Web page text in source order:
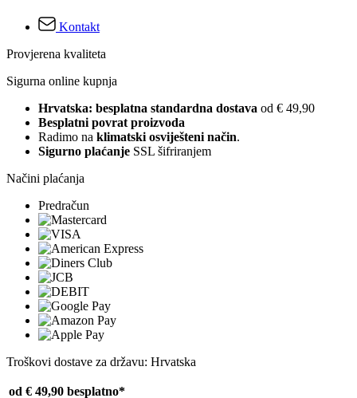
Kontakt
Provjerena kvaliteta
Sigurna online kupnja
Hrvatska: besplatna standardna dostava od € 49,90
Besplatni povrat proizvoda
Radimo na klimatski osviješteni način.
Sigurno plaćanje SSL šifriranjem
Načini plaćanja
Predračun
Troškovi dostave za državu: Hrvatska
od € 49,90 besplatno*